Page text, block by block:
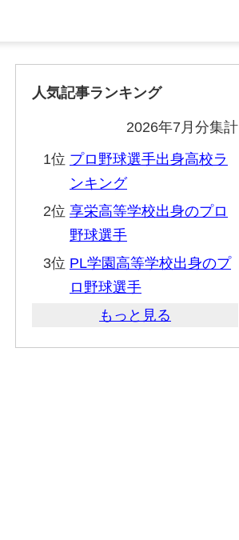
人気記事ランキング
2026年7月分集計
1位 プロ野球選手出身高校ラ
ンキング
2位 享栄高等学校出身のプロ
野球選手
3位 PL学園高等学校出身のプ
ロ野球選手
もっと見る